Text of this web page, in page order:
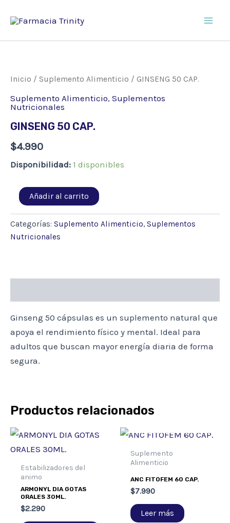
Inicio / Suplemento Alimenticio / GINSENG 50 CAP.
Suplemento Alimenticio, Suplementos
Nutricionales
GINSENG 50 CAP.
$4.990
Disponibilidad: 1 disponibles
GINSENG
CAP.
cantidad
Añadir al carrito
Categorías: Suplemento Alimenticio, Suplementos
Nutricionales
Ginseng 50 cápsulas es un suplemento natural que
apoya el rendimiento físico y mental. Ideal para
adultos que buscan mayor energía diaria de forma
segura.
Productos relacionados
Estabilizadores del
animo
ARMONYL DIA GOTAS
ORALES 30ML.
$2.290
Suplemento
Alimenticio
ANC FITOFEM 60 CAP.
$7.990
Leer más